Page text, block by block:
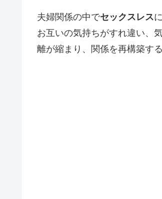
夫婦関係の中でセックスレス
お互いの気持ちがすれ違い、
離が縮まり、関係を再構築す